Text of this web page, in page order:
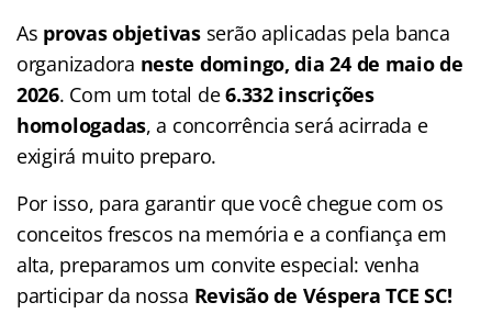
As provas objetivasserão aplicadas pela banca
organizadora neste domingo, dia 24 de maio de
2026. Com um total de6.332 inscrições
homologadas, a concorrência será acirrada e
exigirá muito preparo.
Por isso, para garantir que você chegue com os
conceitos frescos na memória e a confiança em
alta, preparamos um convite especial: venha
participar da nossa Revisão de Véspera TCE SC!